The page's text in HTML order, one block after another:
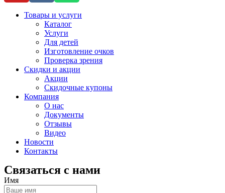
Товары и услуги
Каталог
Услуги
Для детей
Изготовление очков
Проверка зрения
Скидки и акции
Акции
Скидочные купоны
Компания
О нас
Документы
Отзывы
Видео
Новости
Контакты
Связаться с нами
Имя